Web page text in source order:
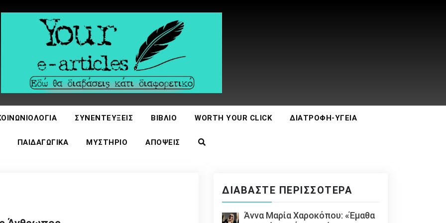
ΣΥΝΕΝΤΕΎΞΕΙΣ ΒΙΒΛΊΟ WORTH YOUR CLICK ΔΙΑΤΡΟΦΉ-ΥΓΕΊΑ
ΠΑΙΔΑΓΩΓΙΚΆ ΜΥΣΤΉΡΙΟ ΑΠΌΨΕΙΣ
ΔΙΑΒΆΣΤΕ ΠΕΡΙΣΣΌΤΕΡΑ
Άννα Μαρία Χαροκόπου: «Έμαθα